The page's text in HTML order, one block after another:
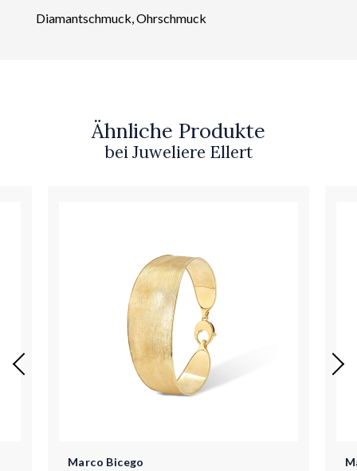
Diamantschmuck, Ohrschmuck
Ähnliche Produkte
bei Juweliere Ellert
Marco Bicego